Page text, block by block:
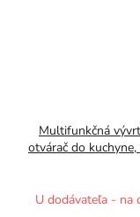
Multifunkčná
otvárač do
U dodávateľa - na